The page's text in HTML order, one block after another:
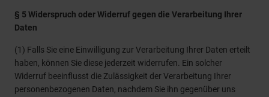
§ 5 Widerspruch oder Widerruf gegen die Verarbeitung Ihrer
Daten
(1) Falls Sie eine Einwilligung zur Verarbeitung Ihrer Daten erteilt
haben, können Sie diese jederzeit widerrufen. Ein solcher
Widerruf beeinflusst die Zulässigkeit der Verarbeitung Ihrer
personenbezogenen Daten, nachdem Sie ihn gegenüber uns